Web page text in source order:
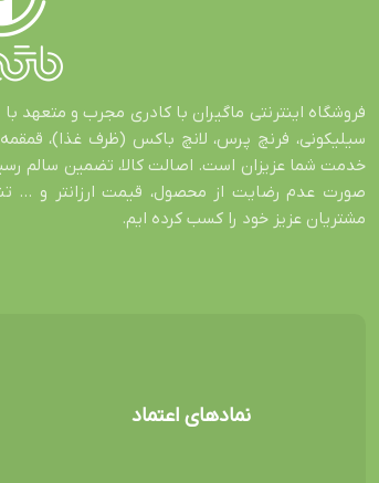
فروشگاه اینترنتی ماگیران با کادری مجرب و متعهد
سیلیکونی، فرنچ پرس، لانچ باکس (ظرف غذا)،
صورت عدم رضایت از محصول، قیمت ارزانتر و …
مشتریان عزیز خود را کسب کرده ایم.
نمادهای اعتماد